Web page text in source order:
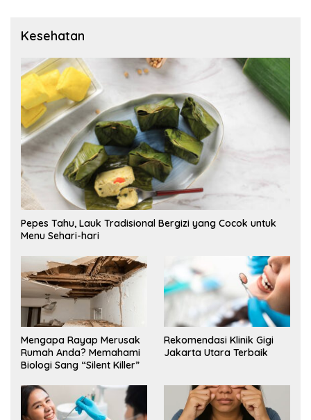
Kesehatan
Pepes Tahu, Lauk Tradisional Bergizi yang Cocok untuk
Menu Sehari-hari
Mengapa Rayap Merusak
Rumah Anda? Memahami
Biologi Sang “Silent Killer”
Rekomendasi Klinik Gigi
Jakarta Utara Terbaik